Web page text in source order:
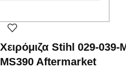
Χειρόμιζα Stihl 029-039-
MS390 Aftermarket